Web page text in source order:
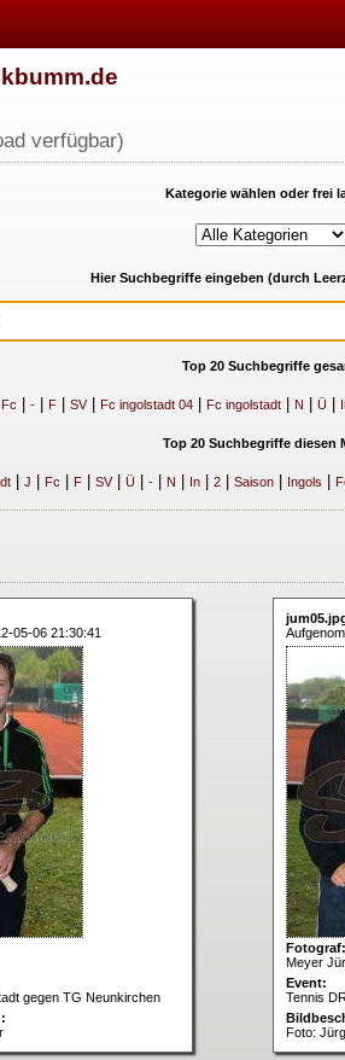
verfügbar)
Kategorie wählen oder frei
Hier Suchbegriffe eingeben (durch
Top 20 Suchbegriffe
Fc -| F| SV| Fc ingolstadt 04| Fc ingolstadt| N Ü
Top 20 Suchbegriffe diesen
| J Fc F| SV| Ü| -| N In| 2| Saison| Ingols
05-06 21:30:41
gegen TG Neunkirchen
Fotograf:
Meyer
Event:
Tennis
Foto: